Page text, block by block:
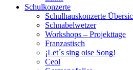
Schulkonzerte
Schulhauskonzerte
Schnabelwetzer
Workshops – Projekttage
Franzastisch
¡Let´s sing oise Song!
Ceol